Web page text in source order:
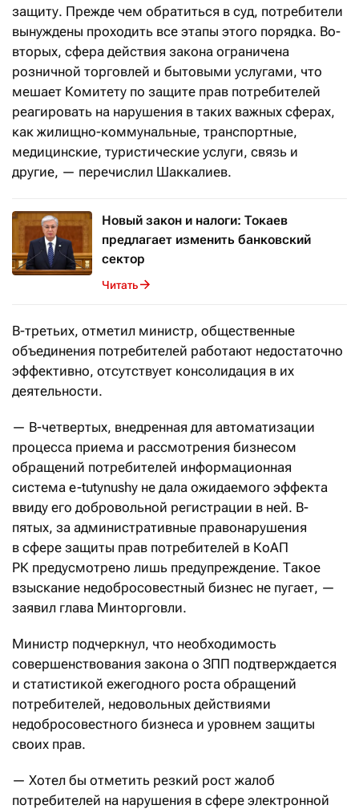
защиту. Прежде чем обратиться в суд, потребители
вынуждены проходить все этапы этого порядка. Во-
вторых, сфера действия закона ограничена
розничной торговлей и бытовыми услугами, что
мешает Комитету по защите прав потребителей
реагировать на нарушения в таких важных сферах,
как жилищно-коммунальные, транспортные,
медицинские, туристические услуги, связь и
другие, — перечислил Шаккалиев.
Новый закон и налоги: Токаев
предлагает изменить банковский
сектор
Читать
В-третьих, отметил министр, общественные
объединения потребителей работают недостаточно
эффективно, отсутствует консолидация в их
деятельности.
— В-четвертых, внедренная для автоматизации
процесса приема и рассмотрения бизнесом
обращений потребителей информационная
система e-tutynushy не дала ожидаемого эффекта
ввиду его добровольной регистрации в ней. В-
пятых, за административные правонарушения
в сфере защиты прав потребителей в КоАП
РК предусмотрено лишь предупреждение. Такое
взыскание недобросовестный бизнес не пугает, —
заявил глава Минторговли.
Министр подчеркнул, что необходимость
совершенствования закона о ЗПП подтверждается
и статистикой ежегодного роста обращений
потребителей, недовольных действиями
недобросовестного бизнеса и уровнем защиты
своих прав.
— Хотел бы отметить резкий рост жалоб
потребителей на нарушения в сфере электронной